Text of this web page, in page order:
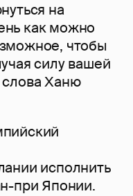
на
как можно
чтобы
силу вашей
слова Ханю
исполнить
при Японии.